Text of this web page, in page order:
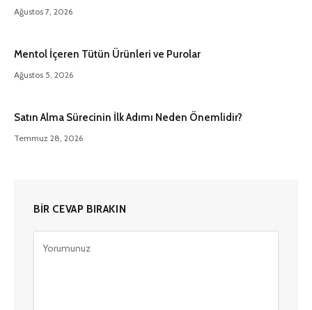
Ağustos 7, 2026
Mentol İçeren Tütün Ürünleri ve Purolar
Ağustos 5, 2026
Satın Alma Sürecinin İlk Adımı Neden Önemlidir?
Temmuz 28, 2026
BIR CEVAP BIRAKIN